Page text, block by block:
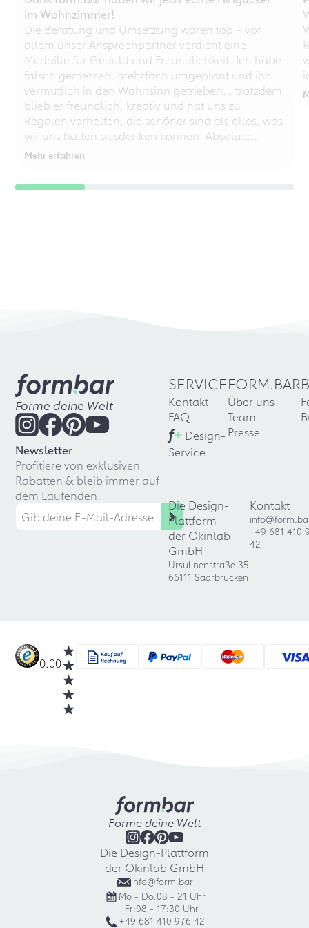
im Wohnzimmer!
Die Beratung und Umsetzung waren top – vor
allem unser Ansprechpartner verdient eine
Medaille für Geduld und Freundlichkeit. Ich habe
falsch gemessen, mehrfach umgeplant und ihn
vermutlich in den Wahnsinn getrieben… trotzdem
blieb er freundlich, kreativ und hat uns zu
Regalen verholfen, die schöner sind als alles, was
wir uns hätten ausdenken können. Absolute
Empfehlung – auch für chaotische
Mehr erfahren
Forme deine Welt
Newsletter
Profitiere von exklusiven
Rabatten & bleib immer auf
dem Laufenden!
SERVICE
Kontakt
FAQ
f+ Design-
Service
FORM.BAR
Über uns
Team
Presse
Die Design-
Plattform
der Okinlab
GmbH
Ursulinenstraße 35
66111 Saarbrücken
Kontakt
+49 681 410
42
0.00
Forme deine Welt
Die Design-Plattform
der Okinlab GmbH
info@form.bar
Mo - Do:08 - 21 Uhr
Fr:08 - 17:30 Uhr
+49 681 410 976 42